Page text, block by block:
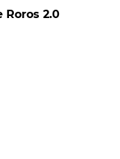
Roros 2.0